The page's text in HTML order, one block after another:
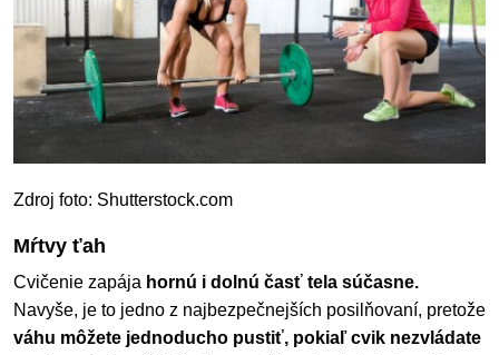
Zdroj foto: Shutterstock.com
Mŕtvy ťah
Cvičenie zapája hornú i dolnú časť tela súčasne.
Navyše, je to jedno z najbezpečnejších posilňovaní, pretože
váhu môžete jednoducho pustiť, pokiaľ cvik nezvládate